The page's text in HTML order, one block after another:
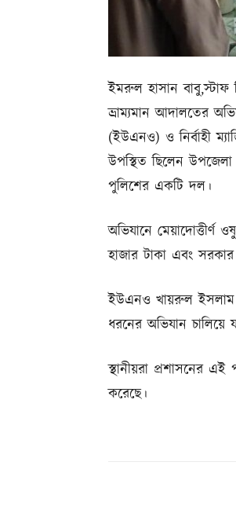
ইমরুল হাসান বাবু,স্টাফ
ভ্রাম্যমান আদালতের
(ইউএনও) ও নির্বাহী
উপস্থিত ছিলেন উপজেলা
পুলিশের একটি দল।
অভিযানে
হাজার টাকা এবং
ইউএনও খায়রুল ইসলাম
ধরনের অভিযান চালিয়ে
স্থানীয়রা প্রশাসনের
করেছে।